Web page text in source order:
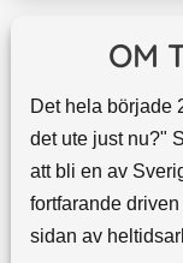
OM
Det hela började
det ute just nu?"
att bli en av
fortfarande
sidan av